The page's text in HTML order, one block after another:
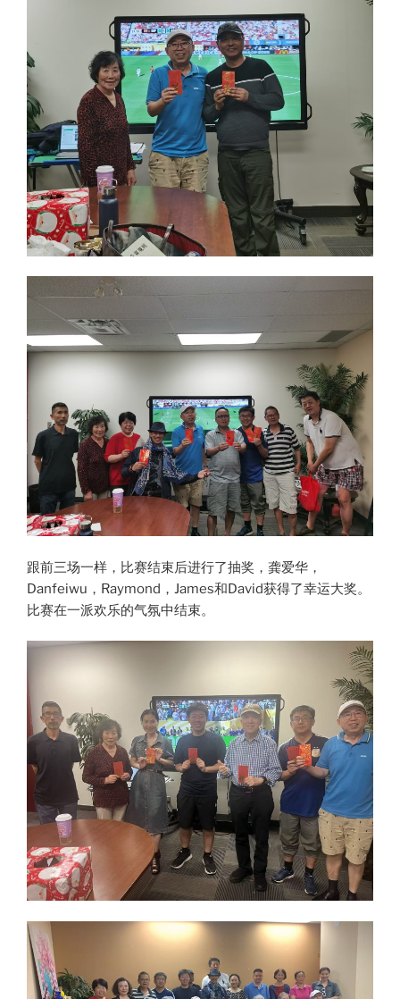
跟前三场一样，比赛结束后进行了抽奖，龚爱华，
Danfeiwu，Raymond，James和David获得了幸运大奖。
比赛在一派欢乐的气氛中结束。